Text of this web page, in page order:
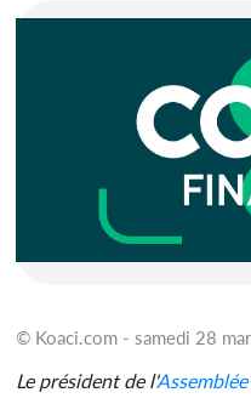
© Koaci.com - samedi 28
Le président de l'Assemblée